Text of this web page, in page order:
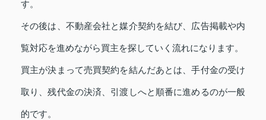
す。
その後は、不動産会社と媒介契約を結び、広告掲載や内
覧対応を進めながら買主を探していく流れになります。
買主が決まって売買契約を結んだあとは、手付金の受け
取り、残代金の決済、引渡しへと順番に進めるのが一般
的です。